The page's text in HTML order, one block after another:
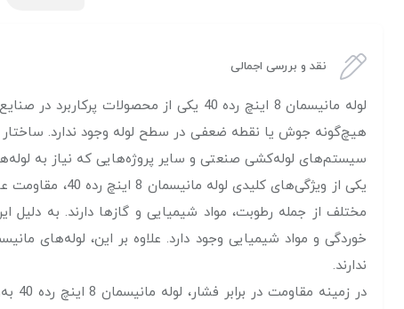
نقد و بررسی اجمالی
لوله مانیسمان 8 اینچ رده 40 یکی از
هیچ‌گونه جوش یا نقطه ضعفی در سطح لوله وجود ندارد. ساختار
سیستم‌های لوله‌کشی صنعتی و سایر پروژه‌هایی که نیاز به
یکی از
مختلف از جمله رطوبت، مواد شیمیایی و گازها دارند. به دلیل
ندارند.
در